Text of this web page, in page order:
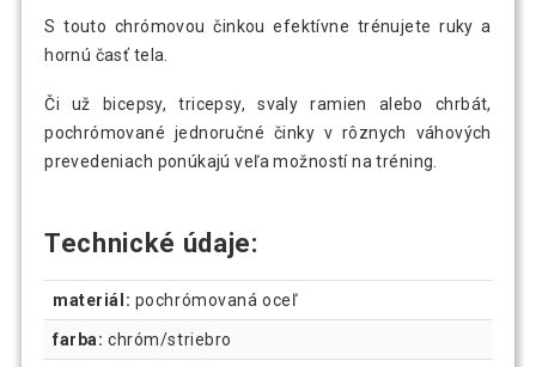
S touto chrómovou činkou efektívne trénujete ruky a
hornú časť tela.
Či už bicepsy, tricepsy, svaly ramien alebo chrbát,
pochrómované jednoručné činky v rôznych váhových
prevedeniach ponúkajú veľa možností na tréning.
Technické údaje:
materiál: pochrómovaná oceľ
farba: chróm/striebro